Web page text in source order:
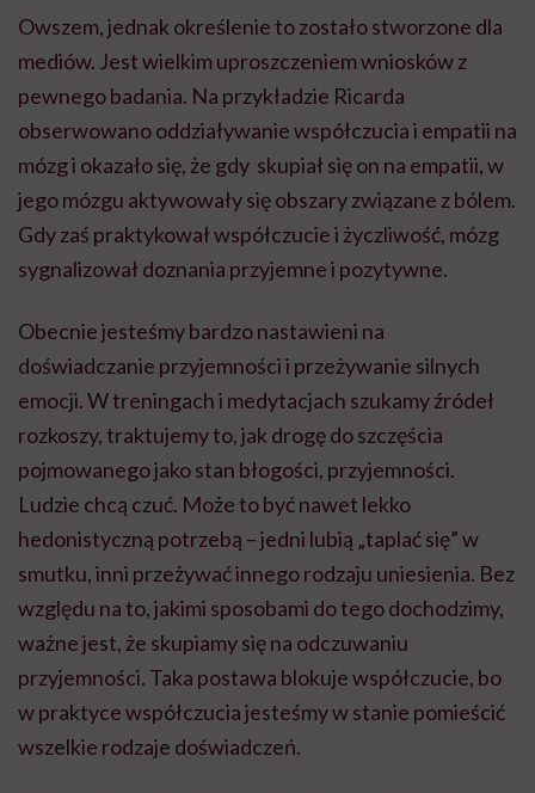
Owszem, jednak określenie to zostało stworzone dla
mediów. Jest wielkim uproszczeniem wniosków z
pewnego badania. Na przykładzie Ricarda
obserwowano oddziaływanie współczucia i empatii na
mózg i okazało się, że gdy skupiał się on na empatii, w
jego mózgu aktywowały się obszary związane z bólem.
Gdy zaś praktykował współczucie i życzliwość, mózg
sygnalizował doznania przyjemne i pozytywne.
Obecnie jesteśmy bardzo nastawieni na
doświadczanie przyjemności i przeżywanie silnych
emocji. W treningach i medytacjach szukamy źródeł
rozkoszy, traktujemy to, jak drogę do szczęścia
pojmowanego jako stan błogości, przyjemności.
Ludzie chcą czuć. Może to być nawet lekko
hedonistyczną potrzebą – jedni lubią „taplać się” w
smutku, inni przeżywać innego rodzaju uniesienia. Bez
względu na to, jakimi sposobami do tego dochodzimy,
ważne jest, że skupiamy się na odczuwaniu
przyjemności. Taka postawa blokuje współczucie, bo
w praktyce współczucia jesteśmy w stanie pomieścić
wszelkie rodzaje doświadczeń.